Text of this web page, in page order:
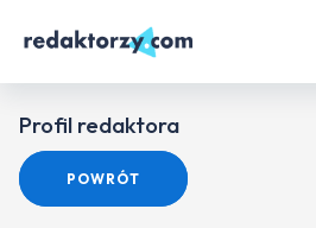
Profil redaktora
POWRÓT